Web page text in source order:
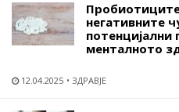
негативните
менталното
12.04.2025 ЗДРАВЈЕ